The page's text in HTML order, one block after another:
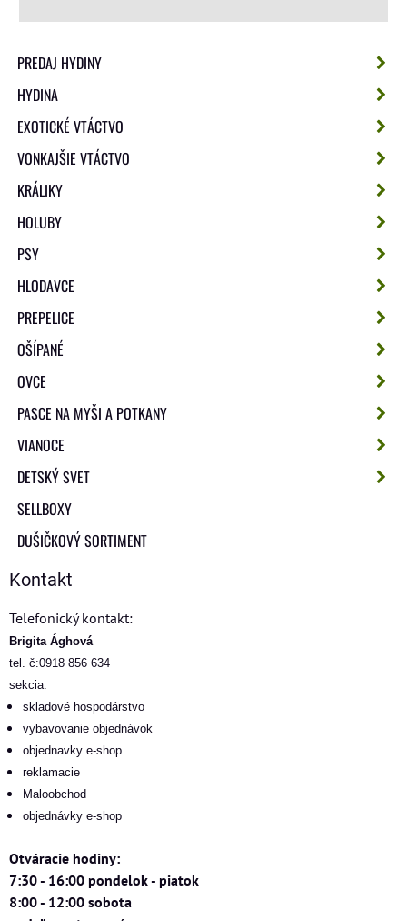
PREDAJ HYDINY
HYDINA
EXOTICKÉ VTÁCTVO
VONKAJŠIE VTÁCTVO
KRÁLIKY
HOLUBY
PSY
HLODAVCE
PREPELICE
OŠÍPANÉ
OVCE
PASCE NA MYŠI A POTKANY
VIANOCE
DETSKÝ SVET
SELLBOXY
DUŠIČKOVÝ SORTIMENT
Kontakt
Telefonický kontakt:
Brigita Ághová
tel. č:0918 856 634
sekcia:
skladové hospodárstvo
vybavovanie objednávok
objednavky e-shop
reklamacie
Maloobchod
objednávky e-shop
Otváracie hodiny:
7:30 - 16:00 pondelok - piatok
8:00 - 12:00 sobota